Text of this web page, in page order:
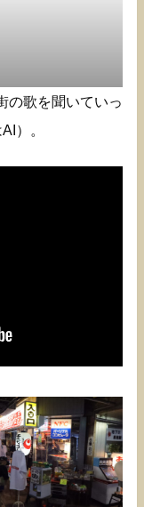
の歌を聞いていっ
）。